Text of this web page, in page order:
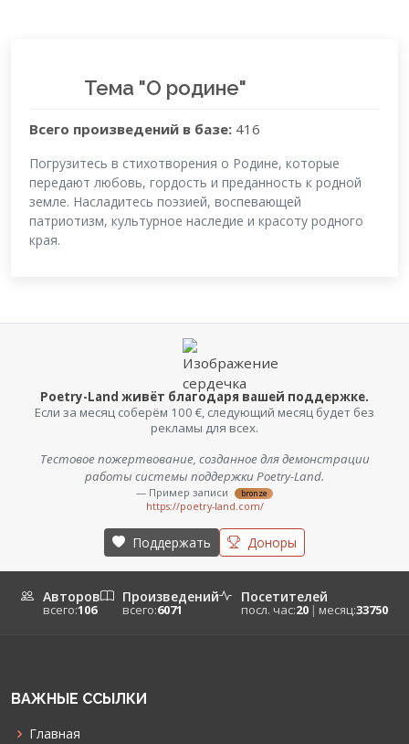
Тема "О родине"
Всего произведений в базе: 416
Погрузитесь в стихотворения о Родине, которые
передают любовь, гордость и преданность к родной
земле. Насладитесь поэзией, воспевающей
патриотизм, культурное наследие и красоту родного
края.
Poetry-Land живёт благодаря вашей поддержке.
Если за месяц соберём 100 €, следующий месяц будет без
рекламы для всех.
Тестовое пожертвование, созданное для демонстрации
работы системы поддержки Poetry-Land.
— Пример записи bronze
https://poetry-land.com/
Поддержать Доноры
Авторов
всего:106
Произведений
всего:6071
Посетителей
посл. час:20 | месяц:33750
ВАЖНЫЕ ССЫЛКИ
Главная